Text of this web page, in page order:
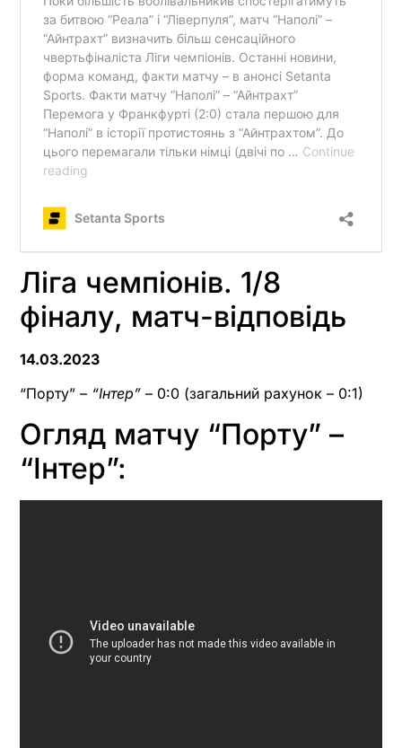
Ліга чемпіонів. 1/8
фіналу, матч-відповідь
14.03.2023
“Порту” – “Інтер” – 0:0 (загальний рахунок – 0:1)
Огляд матчу “Порту” –
“Інтер”: